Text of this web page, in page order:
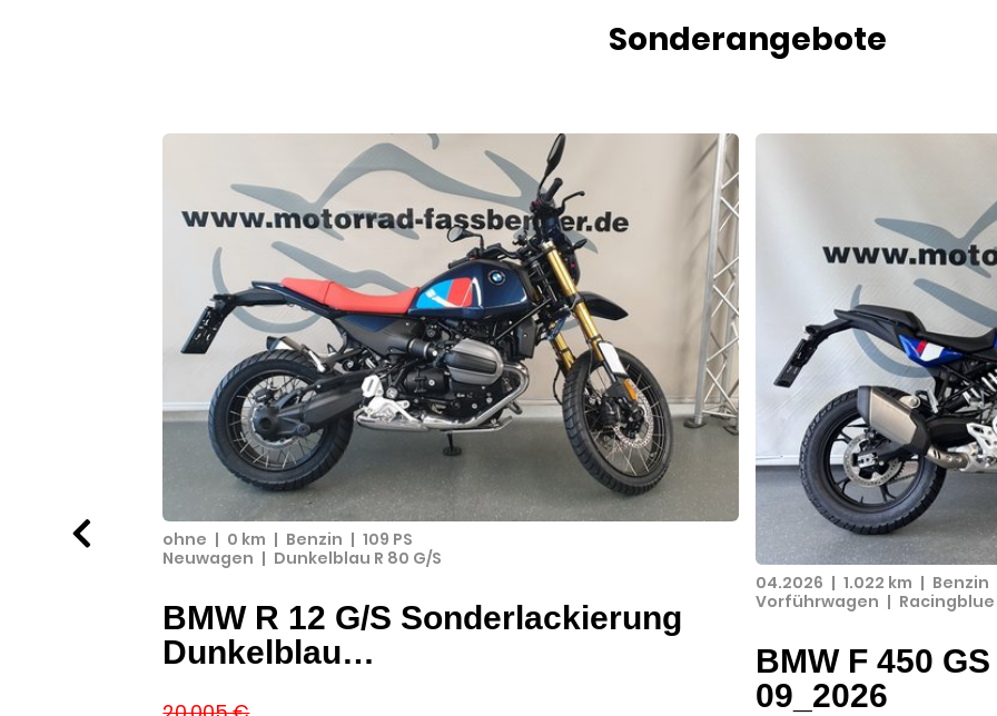
Sonderangebote
ohne | 0 km | Benzin | 109 PS
Neuwagen | Dunkelblau R 80 G/S
BMW R 12 G/S Sonderlackierung
Dunkelblau…
04.2026 | 1.022 km | Benzin
Vorführwagen |
BMW F 450
09_2026